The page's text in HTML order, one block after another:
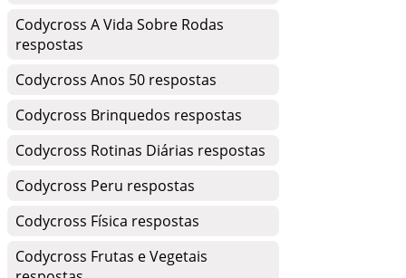
Codycross A Vida Sobre Rodas
respostas
Codycross Anos 50 respostas
Codycross Brinquedos respostas
Codycross Rotinas Diárias respostas
Codycross Peru respostas
Codycross Física respostas
Codycross Frutas e Vegetais